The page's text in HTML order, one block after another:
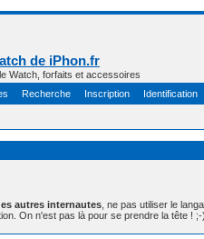
de iPhon.fr
Watch, forfaits et accessoires
Recherche Inscription Identification
autres internautes , ne pas utiliser le
On n'est pas là pour se prendre la tête ! ;-)